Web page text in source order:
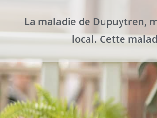
La maladie de Dupuytren,
local. Cette